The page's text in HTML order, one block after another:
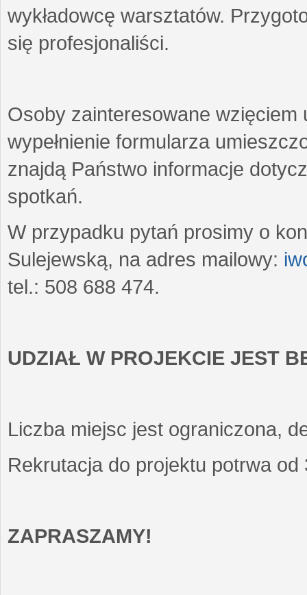
wykładowcę warsztatów.
się profesjonaliści.
Osoby zainteresowane wzięciem
wypełnienie formularza
znajdą Państwo informacje
spotkań.
W przypadku pytań prosimy o
Sulejewską, na adres mailowy:
tel.: 508 688 474.
UDZIAŁ W PROJEKCIE JEST
Liczba miejsc jest ograniczona,
Rekrutacja do projektu potrwa
ZAPRASZAMY!